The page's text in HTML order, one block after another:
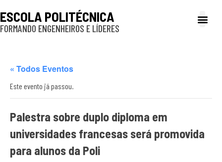
ESCOLA POLITÉCNICA
FORMANDO ENGENHEIROS E LÍDERES
« Todos Eventos
Este evento já passou.
Palestra sobre duplo diploma em
universidades francesas será promovida
para alunos da Poli